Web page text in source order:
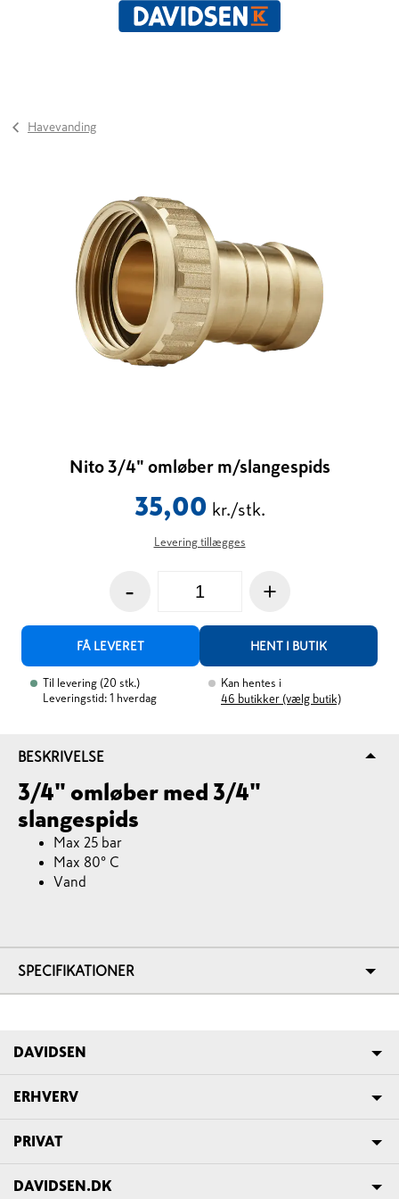
Havevanding
Nito 3/4" omløber m/slangespids
35,00 kr./stk.
Levering tillægges
- +
FÅ LEVERET HENT I BUTIK
Til levering (20 stk.)
Leveringstid: 1 hverdag
Kan hentes i
46 butikker (vælg butik)
BESKRIVELSE
3/4" omløber med 3/4"
slangespids
Max 25 bar
Max 80° C
Vand
SPECIFIKATIONER
DAVIDSEN
ERHVERV
PRIVAT
DAVIDSEN.DK